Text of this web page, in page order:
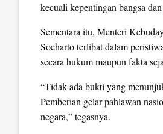
kecuali kepentingan bangsa
Sementara itu, Menteri
Soeharto terlibat dalam
secara hukum maupun fakta
“Tidak ada bukti yang
Pemberian gelar pahlawan
negara,” tegasnya.